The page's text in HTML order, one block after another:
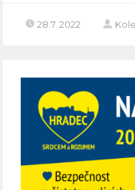
28.7. 2022